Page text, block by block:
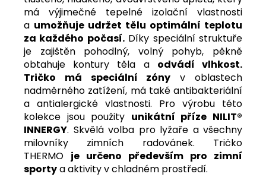
má výjimečné tepelné izolační vlastnosti
a umožňuje udržet tělu optimální teplotu
za každého počasí.Díky speciální struktuře
je zajištěn pohodlný, volný pohyb, pěkně
obtahuje kontury těla a odvádí vlhkost.
Tričko má speciální zóny v oblastech
nadměrného zatížení, má také antibakteriální
a antialergické vlastnosti. Pro výrobu této
kolekce jsou použity unikátní příze NILIT®
INNERGY. Skvělá volba pro lyžaře a všechny
milovníky zimních radovánek. Tričko
THERMO je určeno především pro zimní
sportya aktivity v chladném prostředí.